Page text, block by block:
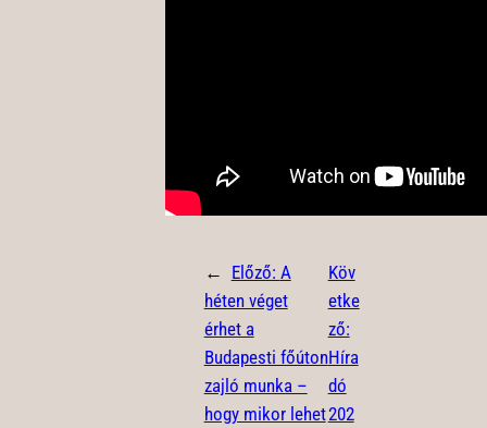
← Előző: A
héten véget
érhet a
Budapesti főúton
zajló munka –
hogy mikor lehet
Köv
etke
ző:
Híra
dó
202